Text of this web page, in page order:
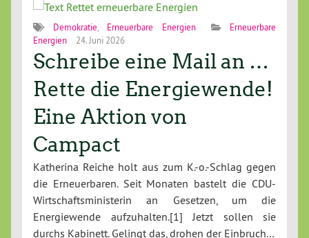
Demokratie, Erneuerbare Energien
Erneuerbare
Energien
24. Juni 2026
Schreibe eine Mail an …
Rette die Energiewende!
Eine Aktion von
Campact
Katherina Reiche holt aus zum K.-o.-Schlag gegen
die Erneuerbaren. Seit Monaten bastelt die CDU-
Wirtschafts­ministerin an Gesetzen, um die
Energiewende aufzuhalten.[1] Jetzt sollen sie
durchs Kabinett. Gelingt das, drohen der Einbruch…